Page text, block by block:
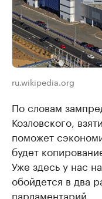
ru.wikipedia.org
По словам
Козловского,
поможет
будет
Уже здесь у нас
обойдется в два
парламентарий.